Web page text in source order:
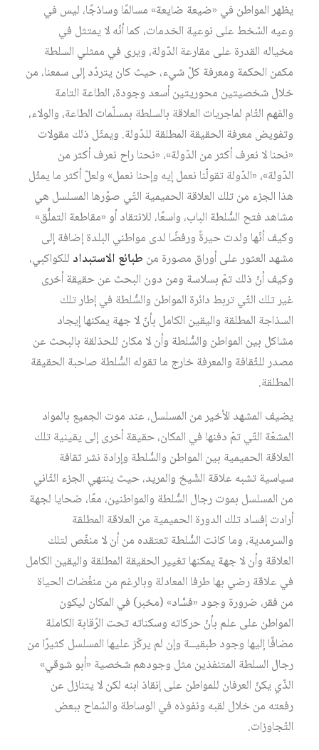
يظهر المواطن في «ضيعة ضايعة» مسالمًا وساذجًا، ليس في
وعيه السّخط على نوعية الخدمات، كما أنّه لا يمتثل في
مخياله القدرة على مقارعة الدّولة، ويرى في ممثلي السلطة
مكمن الحكمة ومعرفة كلّ شيء، حيث كان يتردّد إلى سمعنا، من
خلال شخصيتين محوريتين أسعد وجودة، الطاعة التامة
والفهم التّام لماجريات العلاقة بالسلطة بمسلّمات الطاعة، والولاء،
وتفويض معرفة الحقيقة المطلقة للدّولة. ويمثّل ذلك مقولات
«نحنا لا نعرف أكثر من الدّولة»، «نحنا راح نعرف أكثر من
الدّولة»، «الدّولة تقولّنا نعمل إيه وإحنا نعمل» ولعلّ أكثر ما يمثّل
هذا الجزء من تلك العلاقة الحميمية التّي صوّرها المسلسل هي
مشاهد فتح السُّلطة الباب، واسعًا، للانتقاد أو «مقاطعة التملُّق»
وكيف أنّها ولدت حيرةً ورفضًا لدى مواطني البلدة إضافة إلى
مشهد العثور على أوراق مصورة من طبائع الاستبداد للكواكبي،
وكيف أنّ ذلك تمّ بسلاسة ومن دون البحث عن حقيقة أخرى
غير تلك التّي تربط دائرة المواطن والسُّلطة في إطار تلك
السذاجة المطلقة واليقين الكامل بأنّ لا جهة يمكنها إيجاد
مشاكل بين المواطن والسُّلطة وأن لا مكان للحذلقة بالبحث عن
مصدر للثّقافة والمعرفة خارج ما تقوله السُّلطة صاحبة الحقيقة
المطلقة.
يضيف المشهد الأخير من المسلسل، عند موت الجميع بالمواد
المشعّة التّي تمّ دفنها في المكان، حقيقة أخرى إلى يقينية تلك
العلاقة الحميمية بين المواطن والسُّلطة وإرادة نشر ثقافة
سياسية تشبه علاقة الشّيخ والمريد، حيث ينتهي الجزء الثّاني
من المسلسل بموت رجال السُّلطة والمواطنين، معًا، ضحايا لجهة
أرادت إفساد تلك الدورة الحميمية من العلاقة المطلقة
والسرمدية، وما كانت السُّلطة تعتقده من أن لا منغّص لتلك
العلاقة وأن لا جهة يمكنها تغيير الحقيقة المطلقة واليقين الكامل
في علاقة رضي بها طرفا المعادلة وبالرغم من منغّضات الحياة
من فقر، ضرورة وجود «فسَّاد» (مخبر) في المكان ليكون
المواطن على علم بأنّ حركاته وسكناته تحت الرّقابة الكاملة
مضافًا إليها وجود طبقيــة وإن لم يركّز عليها المسلسل كثيرًا من
رجال السلطة المتنفذين مثل وجودهم شخصية «أبو شوقي»
الذّي يكنّ العرفان للمواطن على إنقاذ ابنه لكن لا يتنازل عن
رفعته من خلال لقبه ونفوذه في الوساطة والسّماح ببعض
التّجاوزات.